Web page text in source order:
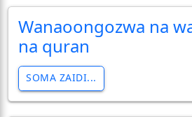
Wanaoongozwa na
na quran
SOMA ZAIDI...